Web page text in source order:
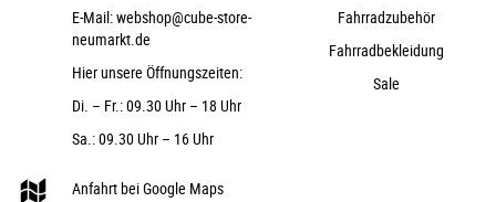
Cube
Fahrräder, Trekking, Trekkingbike
ja
2026
E-Mail:webshop@cube-store-
neumarkt.de
Hier unsere Öffnungszeiten:
Di. – Fr.: 09.30 Uhr – 18 Uhr
Sa.: 09.30 Uhr – 16 Uhr
Anfahrt bei Google Maps
Fahrradzubehör
Fahrradbekleidung
Sale